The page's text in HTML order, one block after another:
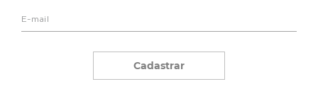
Cadastrar